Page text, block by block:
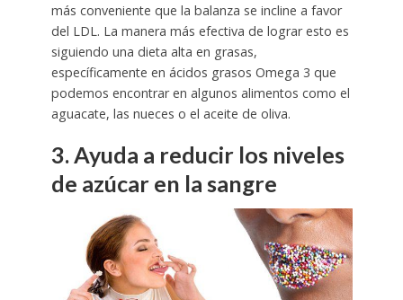
más conveniente que la balanza se incline a favor
del LDL. La manera más efectiva de lograr esto es
siguiendo una dieta alta en grasas,
específicamente en ácidos grasos Omega 3 que
podemos encontrar en algunos alimentos como el
aguacate, las nueces o el aceite de oliva.
3. Ayuda a reducir los niveles
de azúcar en la sangre